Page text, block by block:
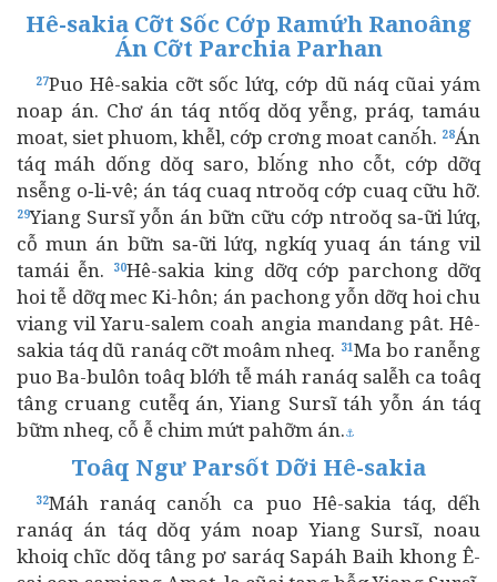
Hê-sakia Cỡt Sốc Cớp Ramứh Ranoâng
Án Cỡt Parchia Parhan
27Puo Hê-sakia cỡt sốc lứq, cớp dũ náq cũai yám
noap án. Chơ án táq ntốq dŏq yễng, práq, tamáu
moat, siet phuom, khễl, cớp crơng moat canŏ́h. 28Án
táq máh dống dŏq saro, blŏ́ng nho cỗt, cớp dỡq
nsễng o‑li‑vê; án táq cuaq ntroŏq cớp cuaq cữu hỡ.
29Yiang Sursĩ yỗn án bữn cữu cớp ntroŏq sa‑ữi lứq,
cỗ mun án bữn sa‑ữi lứq, ngkíq yuaq án táng vil
tamái ễn.
30Hê-sakia king dỡq cớp parchong dỡq
hoi tễ dỡq mec Ki-hôn; án pachong yỗn dỡq hoi chu
viang vil Yaru-salem coah angia mandang pât. Hê-
sakia táq dũ ranáq cỡt moâm nheq. 31Ma bo ranễng
puo Ba-bulôn toâq blớh tễ máh ranáq salễh ca toâq
tâng cruang cutễq án, Yiang Sursĩ táh yỗn án táq
bữm nheq, cỗ ễ chim mứt pahỡm án.⚓
Toâq Ngư Parsốt Dỡi Hê-sakia
32Máh ranáq canŏ́h ca puo Hê-sakia táq, dếh
ranáq án táq dŏq yám noap Yiang Sursĩ, noau
khoiq chĩc dŏq tâng pơ saráq Sapáh Baih khong Ê-